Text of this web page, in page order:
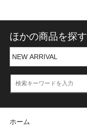
ほかの商品を探す
ホーム